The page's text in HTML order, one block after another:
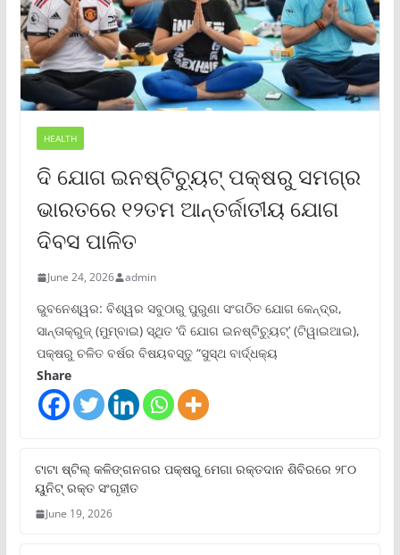
HEALTH
ଦି ଯୋଗ ଇନଷ୍ଟିଚ୍ୟୁଟ୍ ପକ୍ଷରୁ ସମଗ୍ର
ଭାରତରେ ୧୨ତମ ଆନ୍ତର୍ଜାତୀୟ ଯୋଗ
ଦିବସ ପାଳିତ
June 24, 2026 admin
ଭୁବନେଶ୍ୱର: ବିଶ୍ୱର ସବୁଠାରୁ ପୁରୁଣା ସଂଗଠିତ ଯୋଗ କେନ୍ଦ୍ର,
ସାନ୍ତାକ୍ରୁଜ୍ (ମୁମ୍ବାଇ) ସ୍ଥିତ ‘ଦି ଯୋଗ ଇନଷ୍ଟିଚ୍ୟୁଟ୍‌’ (ଟିୱାଇଆଇ),
ପକ୍ଷରୁ ଚଳିତ ବର୍ଷର ବିଷୟବସ୍ତୁ “ସୁସ୍ଥ ବାର୍ଦ୍ଧକ୍ୟ
Share
ଟାଟା ଷ୍ଟିଲ୍‌ କଳିଙ୍ଗନଗର ପକ୍ଷରୁ ମେଗା ରକ୍ତଦାନ ଶିବିରରେ ୨୮୦
ୟୁନିଟ୍‌ ରକ୍ତ ସଂଗୃହୀତ
June 19, 2026